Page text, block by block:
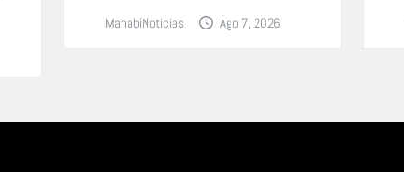
ManabiNoticias Ago 7, 2026